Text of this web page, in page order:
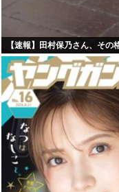
【速報】田村保乃さん、その